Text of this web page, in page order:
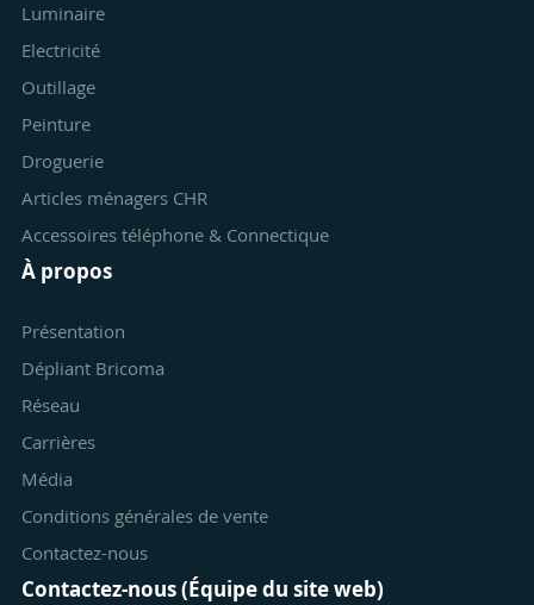
Luminaire
Electricité
Outillage
Peinture
Droguerie
Articles ménagers CHR
Accessoires téléphone & Connectique
À propos
Présentation
Dépliant Bricoma
Réseau
Carrières
Média
Conditions générales de vente
Contactez-nous
Contactez-nous (Équipe du site web)